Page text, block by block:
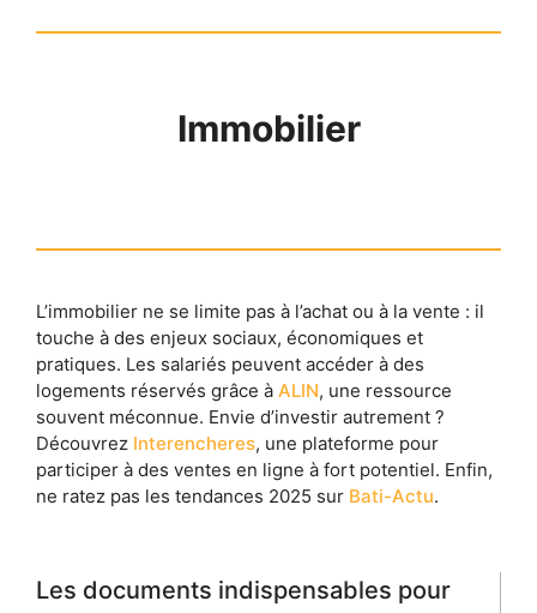
Immobilier
L’immobilier ne se limite pas à l’achat ou à la vente : il
touche à des enjeux sociaux, économiques et
pratiques. Les salariés peuvent accéder à des
logements réservés grâce à ALIN, une ressource
souvent méconnue. Envie d’investir autrement ?
Découvrez Interencheres, une plateforme pour
participer à des ventes en ligne à fort potentiel. Enfin,
ne ratez pas les tendances 2025 sur Bati-Actu.
Les documents indispensables pour